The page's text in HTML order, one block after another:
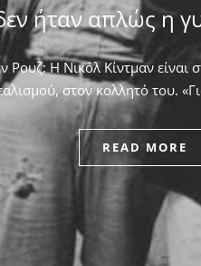
ήταν απλώς η
Η Νικόλ Κίντμαν είναι
στον κολλητό του.
READ MORE